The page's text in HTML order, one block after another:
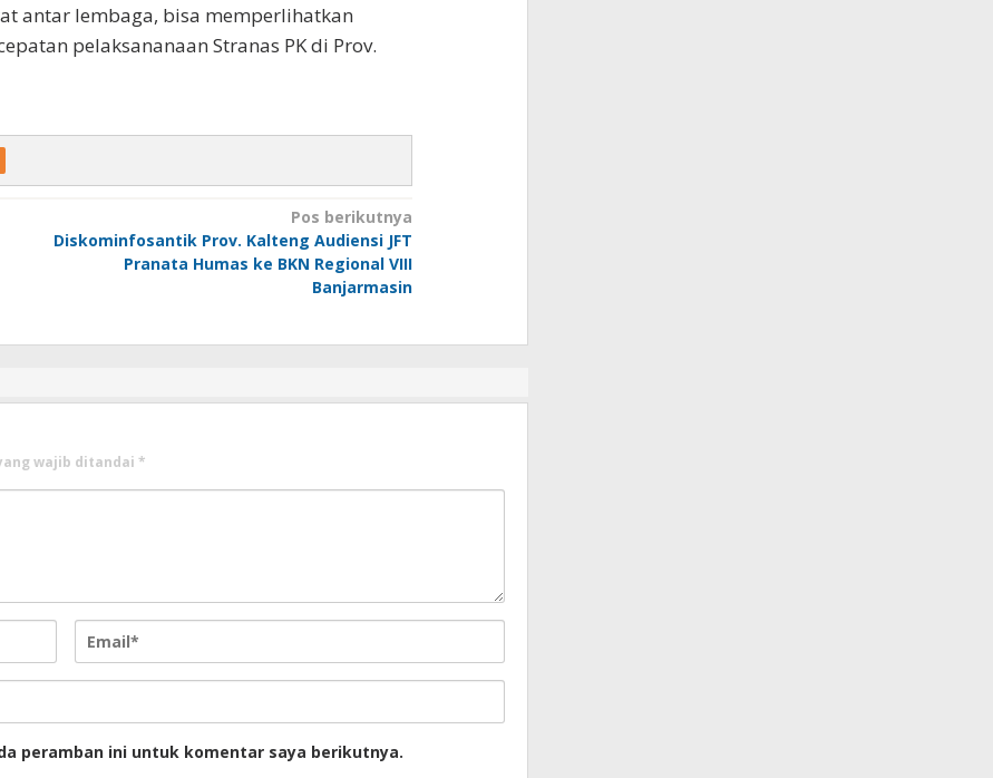
antar lembaga, bisa memperlihatkan
pelaksananaan Stranas PK di Prov.
Pos berikutnya
Diskominfosantik Prov. Kalteng Audiensi JFT
Pranata Humas ke BKN Regional VIII
Banjarmasin
wajib ditandai *
peramban ini untuk komentar saya berikutnya.